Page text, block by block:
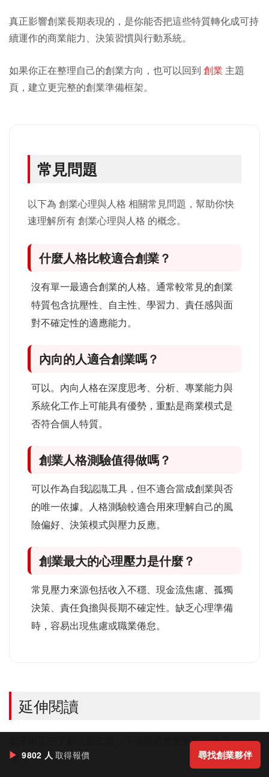
真正影響創業長期表現的，是你能否把這些特質轉化成可持
續運作的商業能力、決策習慣與行動系統。
如果你正在整理自己的創業方向，也可以回到 創業 主題
頁，建立更完整的創業準備框架。
常見問題
以下為 創業心理與人格 相關常見問題，幫助你快
速理解所有 創業心理與人格 的概念。
什麼人格比較適合創業？
沒有單一最適合創業的人格。通常較常見的創業
特質包含抗壓性、自主性、學習力、責任感與面
對不確定性的適應能力。
內向的人適合創業嗎？
可以。內向人格在深度思考、分析、專業能力與
系統化工作上可能具有優勢，重點是商業模式是
否符合個人特質。
創業人格測驗值得做嗎？
可以作為自我認識工具，但不適合當成創業與否
的唯一依據。人格測驗較適合用來理解自己的風
險偏好、決策模式與壓力反應。
創業最大的心理壓力是什麼？
常見壓力來源包括收入不穩、現金流焦慮、孤獨
決策、責任負擔與長期不確定性。缺乏心理準備
時，容易出現焦慮或職業倦怠。
延伸閱讀
如果你正在了解這個主題，下面幾篇會更實際，建議一起
看：
▶ 9802 人 取得報價 尋找創業夥伴